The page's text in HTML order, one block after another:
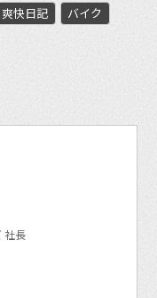
爽快日記
バイク
社長